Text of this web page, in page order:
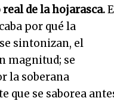
de la hojarasca.
por qué la
sintonizan, el
magnitud; se
la soberana
que se saborea